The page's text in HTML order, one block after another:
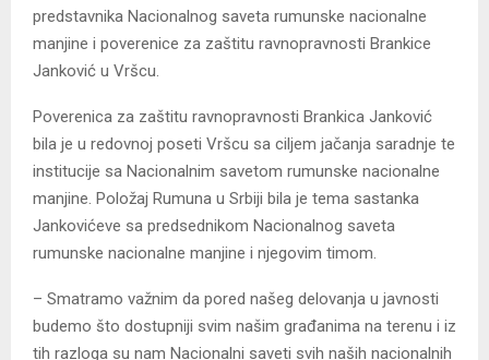
predstavnika Nacionalnog saveta rumunske nacionalne
manjine i poverenice za zaštitu ravnopravnosti Brankice
Janković u Vršcu.
Poverenica za zaštitu ravnopravnosti Brankica Janković
bila je u redovnoj poseti Vršcu sa ciljem jačanja saradnje te
institucije sa Nacionalnim savetom rumunske nacionalne
manjine. Položaj Rumuna u Srbiji bila je tema sastanka
Jankovićeve sa predsednikom Nacionalnog saveta
rumunske nacionalne manjine i njegovim timom.
– Smatramo važnim da pored našeg delovanja u javnosti
budemo što dostupniji svim našim građanima na terenu i iz
tih razloga su nam Nacionalni saveti svih naših nacionalnih